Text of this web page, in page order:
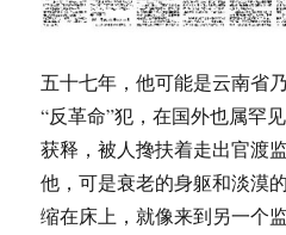
五十七年，他可能是云南省
“反革命”犯，在国外也属罕
获释，被人搀扶着走出官渡
他，可是衰老的身躯和淡漠
缩在床上，就像来到另一个